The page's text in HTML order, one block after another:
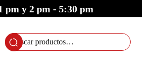
pm y 2 pm - 5:30 pm
Buscar
por: